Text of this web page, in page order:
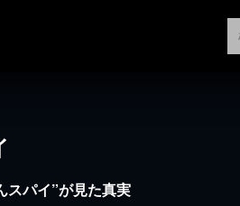
スパイ”が見た真実